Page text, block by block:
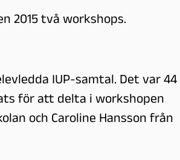
2015 två workshops.
IUP-samtal. Det var 44
för att delta i workshopen
och Caroline Hansson från